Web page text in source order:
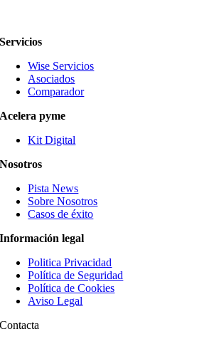
Servicios
Wise Servicios
Asociados
Comparador
Acelera pyme
Kit Digital
Nosotros
Pista News
Sobre Nosotros
Casos de éxito
Información legal
Politica Privacidad
Política de Seguridad
Política de Cookies
Aviso Legal
Contacta